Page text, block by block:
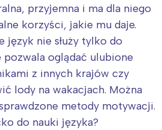
przyjemna i ma dla niego
korzyści, jakie mu daje.
język nie służy tylko do
pozwala oglądać ulubione
z innych krajów czy
lody na wakacjach. Można
metody motywacji.
do nauki języka?